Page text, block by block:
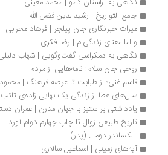
جامع التواریخ | رشیدالدین فضل الله
میراث خبرنگاری جان پیلجر | فرهاد محرابی
و اما معنای زندگی‌ام | رضا فکری
نگاهی به دمکراسی گفت‌وگویی | شهاب دلیلی
روحی جان سلام: نامه‌هایی از مردم
قاسم غنی؛ از طبابت تا عرصه فرهنگ | محمود فاضلی
سال‌های عطا از زندگی یک بهایی زاده‌ی تائب
یادداشتی بر ستیز با جهان مدرن | عمران دسترس
تاریخ طبیعی زوال تا چاپ چهارم دوام آورد
الکساندر دوما . (پدر)
آیه‌های زمینی | اسماعیل سالاری